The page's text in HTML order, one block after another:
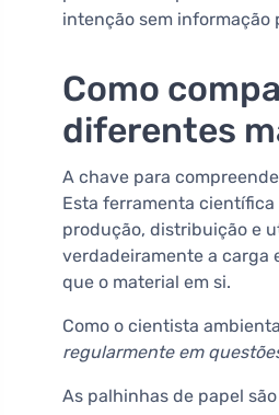
intenção sem informação
Como
diferentes
A chave para
Esta ferramenta
produção, distribuição e
verdadeiramente a carga
que o material em si.
Como o cientista
regularmente em
As palhinhas de papel